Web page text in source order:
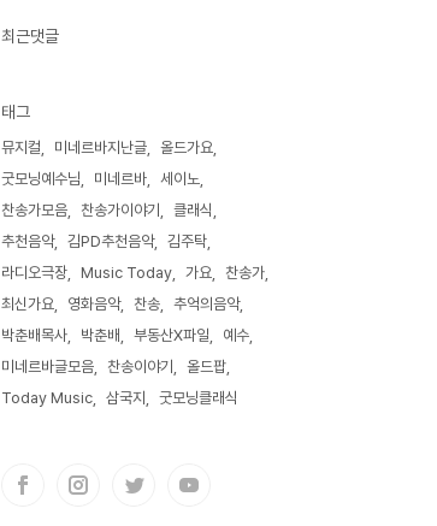
최근댓글
태그
뮤지컬 미네르바지난글
올드가요
굿모닝예수님
미네르바
세이노
찬송가모음
찬송가이야기
클래식
추천음악
김PD추천음악
김주탁
라디오극장
Music Today 가요
찬송가
최신가요
영화음악 찬송
추억의음악
박춘배목사
박춘배 부동산X파일
예수
미네르바글모음
찬송이야기
올드팝
Today Music
삼국지 굿모닝클래식